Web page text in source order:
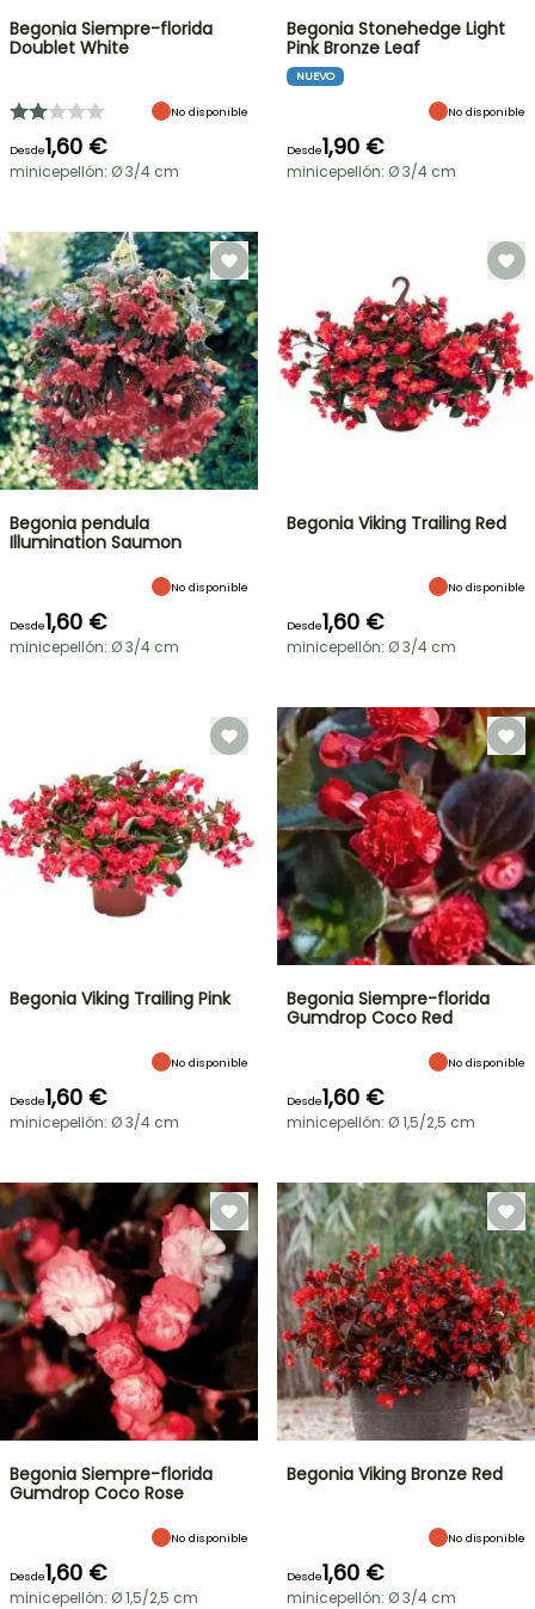
Begonia Siempre-florida
Doublet White
No disponible
Desde1,60 €
minicepellón: Ø 3/4 cm
Begonia Stonehedge Light
Pink Bronze Leaf
NUEVO
No disponible
Desde1,90 €
minicepellón: Ø 3/4 cm
Begonia pendula
Illumination Saumon
No disponible
Desde1,60 €
minicepellón: Ø 3/4 cm
Begonia Viking Trailing Red
No disponible
Desde1,60 €
minicepellón: Ø 3/4 cm
Begonia Viking Trailing Pink
No disponible
Desde1,60 €
minicepellón: Ø 3/4 cm
Begonia Siempre-florida
Gumdrop Coco Red
No disponible
Desde1,60 €
minicepellón: Ø 1,5/2,5 cm
Begonia Siempre-florida
Gumdrop Coco Rose
No disponible
Desde1,60 €
minicepellón: Ø 1,5/2,5 cm
Begonia Viking Bronze Red
No disponible
Desde1,60 €
minicepellón: Ø 3/4 cm